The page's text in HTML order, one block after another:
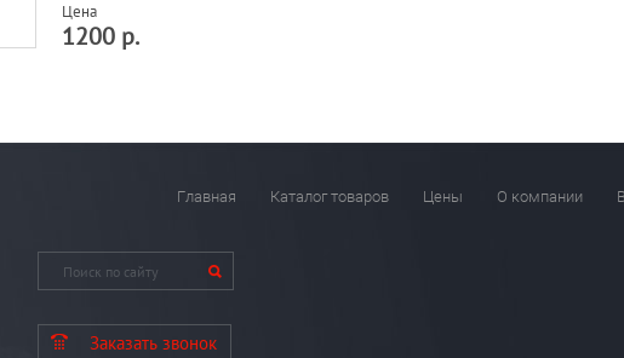
Цена
1200 р.
Главная Каталог товаров Цены О компании
Заказать звонок